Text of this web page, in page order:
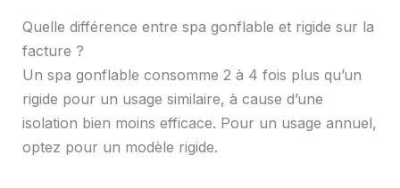
Quelle différence entre spa gonflable et rigide sur la
facture ?
Un spa gonflable consomme 2 à 4 fois plus qu’un
rigide pour un usage similaire, à cause d’une
isolation bien moins efficace. Pour un usage annuel,
optez pour un modèle rigide.